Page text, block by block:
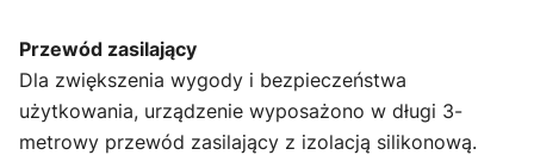
Przewód zasilający
Dla zwiększenia wygody i bezpieczeństwa
użytkowania, urządzenie wyposażono w długi 3-
metrowy przewód zasilający z izolacją silikonową.